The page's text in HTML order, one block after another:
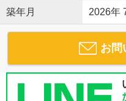
築年月 2026年
お問